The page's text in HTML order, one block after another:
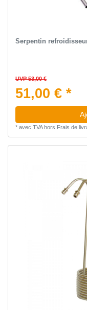
Serpentin
UVP 53,00 €
51,00 € *
* avec TVAhors Frais de